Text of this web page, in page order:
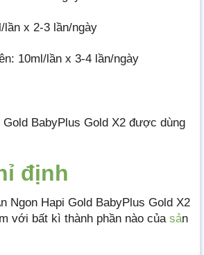
lần x 2-3 lần/ngày
10ml/lần x 3-4 lần/ngày
Gold BabyPlus Gold X2 được dùng
định
Ngon Hapi Gold BabyPlus Gold X2
với bất kì thành phần nào của sản